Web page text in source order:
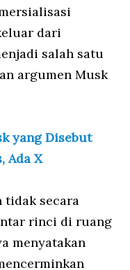
dari
salah satu
argumen Musk
yang Disebut
Ada X
tidak secara
rinci di ruang
menyatakan